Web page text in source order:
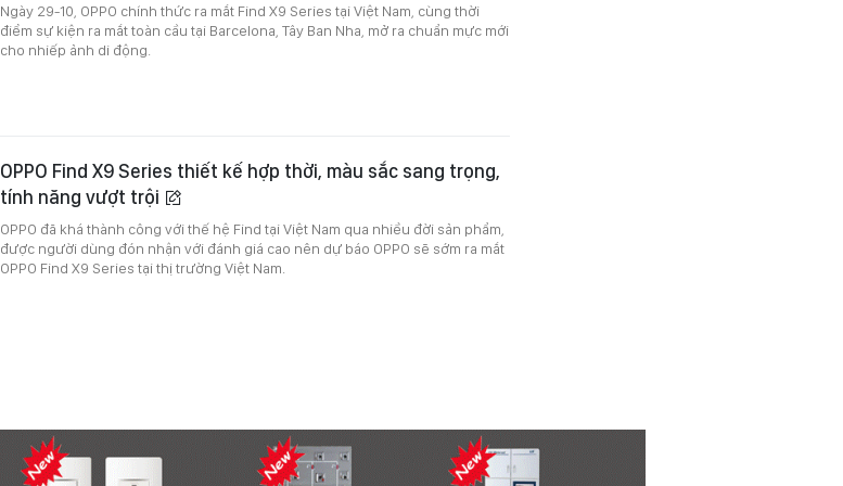
Ngày 29-10, OPPO chính thức ra mắt Find X9 Series tại Việt Nam, cùng thời
điểm sự kiện ra mắt toàn cầu tại Barcelona, Tây Ban Nha, mở ra chuẩn mực mới
cho nhiếp ảnh di động.
OPPO Find X9 Series thiết kế hợp thời, màu sắc sang trọng,
tính năng vượt trội
OPPO đã khá thành công với thế hệ Find tại Việt Nam qua nhiều đời sản phẩm,
được người dùng đón nhận với đánh giá cao nên dự báo OPPO sẽ sớm ra mắt
OPPO Find X9 Series tại thị trường Việt Nam.